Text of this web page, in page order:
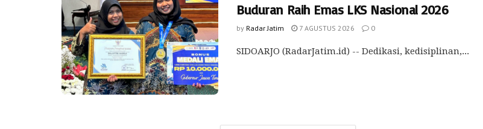
Buduran Raih Emas LKS Nasional 2026
by Radar Jatim 7 AGUSTUS 2026 0
SIDOARJO (RadarJatim.id) -- Dedikasi, kedisiplinan,...